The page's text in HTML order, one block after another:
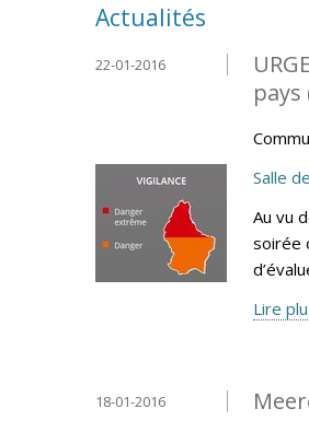
Actualités
pays
22-01-2016
Salle
Au vu
soirée
Lire
18-01-2016